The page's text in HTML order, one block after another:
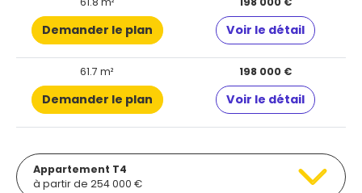
Demander le plan Voir le détail
61.7 m² 198 000 €
Demander le plan Voir le détail
Appartement T4
à partir de 254 000 €